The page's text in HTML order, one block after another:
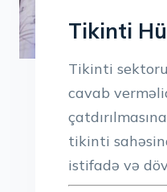
Tikinti
Tikinti
cavab
tikinti
istifadə və